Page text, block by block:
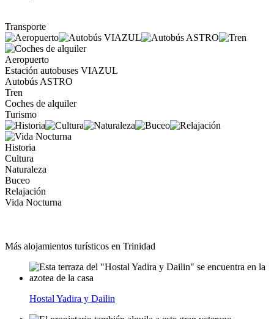
Transporte
Aeropuerto
Estación autobuses VIAZUL
Autobús ASTRO
Tren
Coches de alquiler
Turismo
Historia
Cultura
Naturaleza
Buceo
Relajación
Vida Nocturna
Más alojamientos turísticos en Trinidad
Hostal Yadira y Dailin